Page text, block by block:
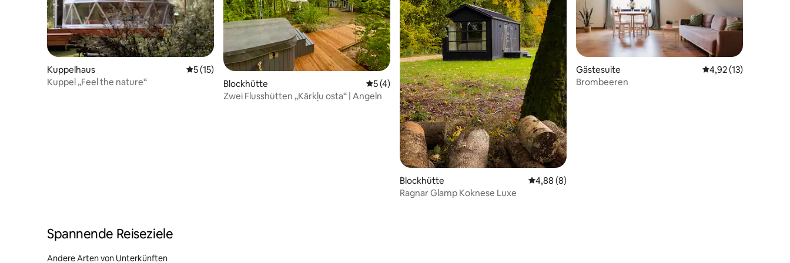
Kuppelhaus Durchschnittliche Bewertung: 5 von 5, 15 Bewertungen
5 (15)
Kuppel „Feel the nature“
Blockhütte Durchschnittliche Bewertung: 5 von 5, 4 Bewertungen
5 (4)
Zwei Flusshütten „Kārkļu osta“ | Angeln
Blockhütte Durchschnittliche Bewertung: 4,88 von 5, 8 Bewertungen
4,88 (8)
Ragnar Glamp Koknese Luxe
Gästesuite Durchschnittliche
4,92 (13)
Brombeeren
Spannende Reiseziele
Andere Arten von Unterkünften